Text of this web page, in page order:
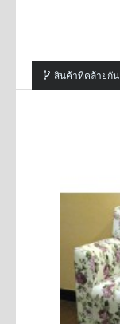
สินค้าที่คล้ายกัน